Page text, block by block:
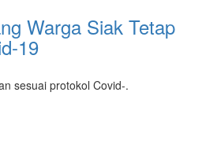
Warga Siak Tetap
19
sesuai protokol Covid-.